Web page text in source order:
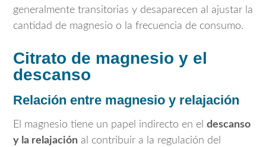
generalmente transitorias y desaparecen al ajustar la
cantidad de magnesio o la frecuencia de consumo.
Citrato de magnesio y el
descanso
Relación entre magnesio y relajación
El magnesio tiene un papel indirecto en el descanso
y la relajación al contribuir a la regulación del